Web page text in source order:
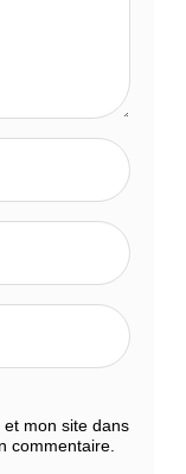
mon site dans
commentaire.